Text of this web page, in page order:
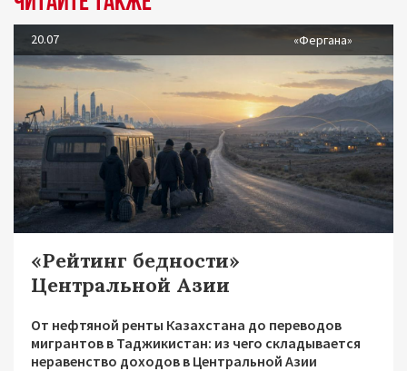
20.07 «Фергана»
«Рейтинг бедности»
Центральной Азии
От нефтяной ренты Казахстана до переводов
мигрантов в Таджикистан: из чего складывается
неравенство доходов в Центральной Азии